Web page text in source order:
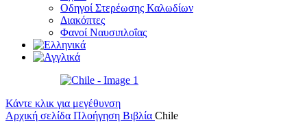
Οδηγοί Στερέωσης Καλωδίων
Διακόπτες
Φανοί Ναυσιπλοΐας
Κάντε κλικ για μεγέθυνση
Αρχική σελίδα Πλοήγηση Βιβλία Chile